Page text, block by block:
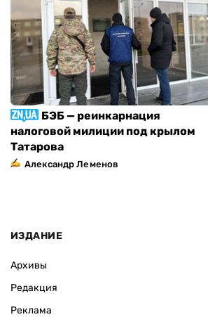
БЭБ — реинкарнация
налоговой милиции под крылом
Татарова
Александр Леменов
ИЗДАНИЕ
Архивы
Редакция
Реклама